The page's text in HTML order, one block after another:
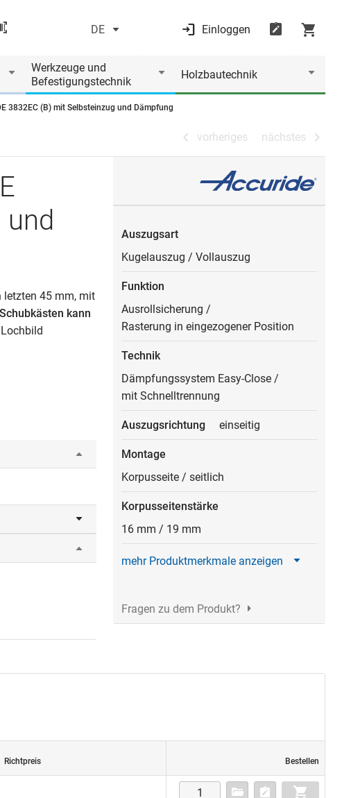
DE Einloggen
Werkzeuge und
Befestigungstechnik
Holzbautechnik
3832EC (B) mit Selbsteinzug und Dämpfung
vorheriges nächstes
vorheriges nächstes
letzten 45 mm, mit
Schubkästen kann
Auszugsart
Kugelauszug / Vollauszug
Funktion
Ausrollsicherung /
Rasterung in eingezogener Position
Technik
Dämpfungssystem Easy-Close /
mit Schnelltrennung
Auszugsrichtung einseitig
Montage
Korpusseite / seitlich
Korpusseitenstärke
16 mm / 19 mm
mehr Produktmerkmale anzeigen
Fragen zu dem Produkt?
Richtpreis Bestellen